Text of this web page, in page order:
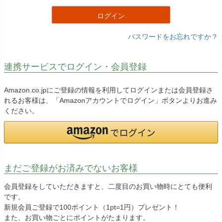
ログイン
パスワードをお忘れですか？
連携サービスでログイン・会員登録
Amazon.co.jpにご登録の情報を利用してログインまたは会員登録さ
れるお客様は、「Amazonアカウントでログイン」ボタンよりお進み
ください。
まだご登録がお済みでないお客様
会員登録をしていただきますと、二度目のお買い物時にとても便利
です。
新規会員ご登録で100ポイント（1pt=1円）プレゼント！
また、お買い物ごとにポイントがたまります。